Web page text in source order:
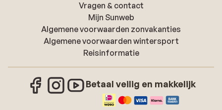
Vragen & contact
Mijn Sunweb
Algemene voorwaarden zonvakanties
Algemene voorwaarden wintersport
Reisinformatie
Betaal veilig en makkelijk